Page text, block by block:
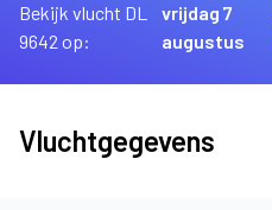
Bekijk vlucht DL
9642 op:
vrijdag 7
augustus
Vluchtgegevens